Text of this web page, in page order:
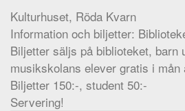
Kulturhuset, Röda Kvarn
Information och biljetter:
Biljetter säljs på biblioteket, barn
musikskolans elever gratis i mån
Biljetter 150:-, student 50:-
Servering!